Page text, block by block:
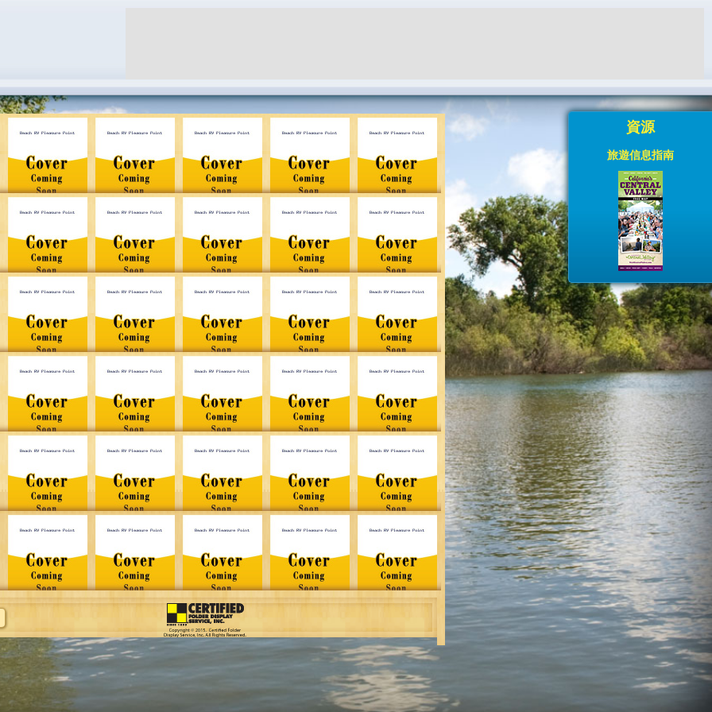
資源
旅遊信息指南